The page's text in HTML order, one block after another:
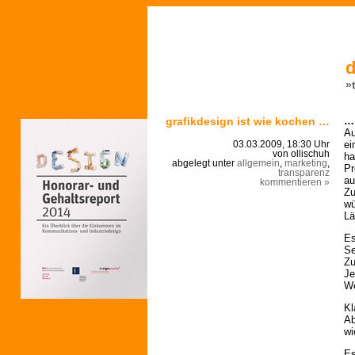
grafikdesign ist wie kochen …
03.03.2009, 18:30 Uhr
von ollischuh
abgelegt unter allgemein marketing
transparenz
kommentieren »
…